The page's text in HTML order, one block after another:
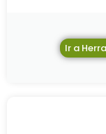
Ir a